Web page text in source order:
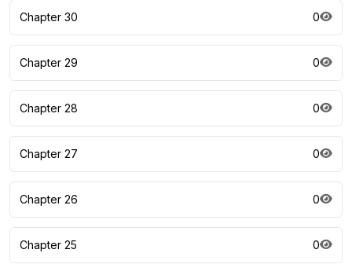
Chapter 30 0
Chapter 29 0
Chapter 28 0
Chapter 27 0
Chapter 26 0
Chapter 25 0